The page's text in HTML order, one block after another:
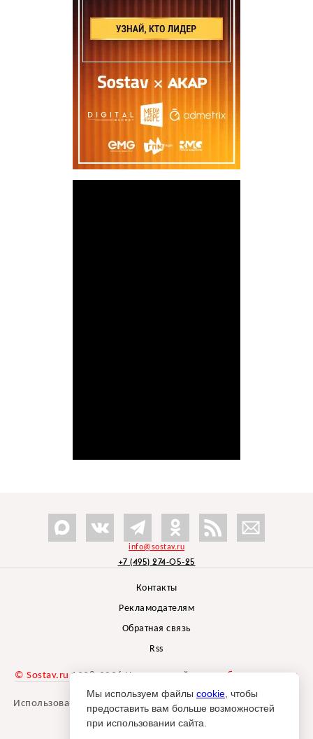
info@sostav.ru
+7 (495) 274-05-25
Контакты
Рекламодателям
Обратная связь
Rss
© Sostav.ru 1998-2026 Независимый проектбрендингового
агентства Depot
Использование материалов Sostav.ru допустимо только при
указании источника.
Мы используем файлы cookie , чтобы
предоставить вам больше возможностей
при использовании сайта.